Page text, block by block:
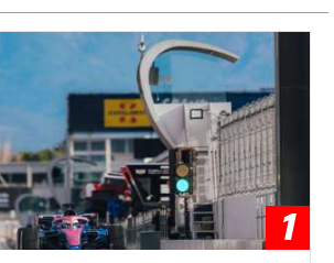
1